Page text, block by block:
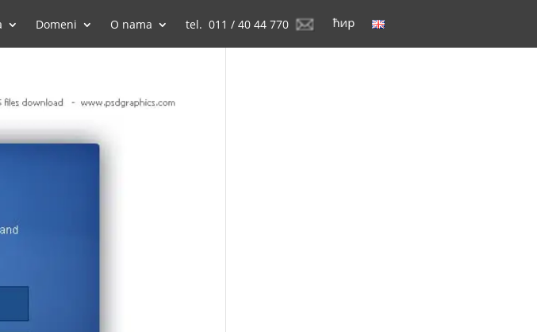
Domeni O nama tel. 011 / 40 44 770